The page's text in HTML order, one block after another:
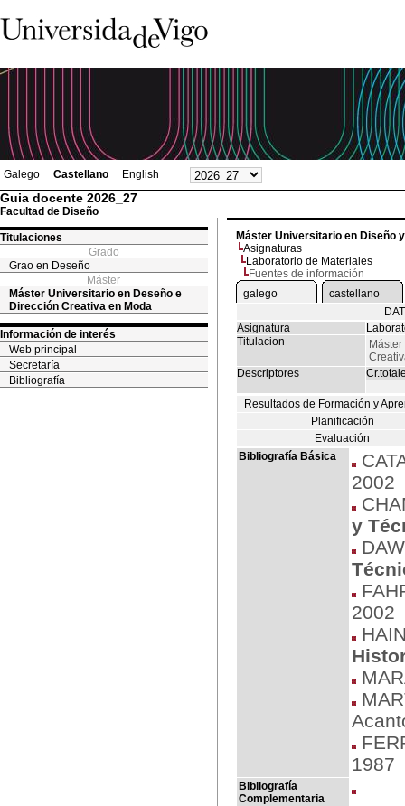
Galego Castellano English
Guia docente 2026_27
Facultad de Diseño
Titulaciones
Grado
Grao en Deseño
Máster
Máster Universitario en Deseño e
Dirección Creativa en Moda
Información de interés
Web principal
Secretaría
Bibliografía
Máster Universitario en Diseño
Asignaturas
Laboratorio de Materiales
Fuentes de información
galego
castellano
Asignatura
Titulacion
Descriptores
Resultados de Formación y
Planificación
Evaluación
Bibliografía Básica
2002
y
2002
1987
Bibliografía
Complementaria